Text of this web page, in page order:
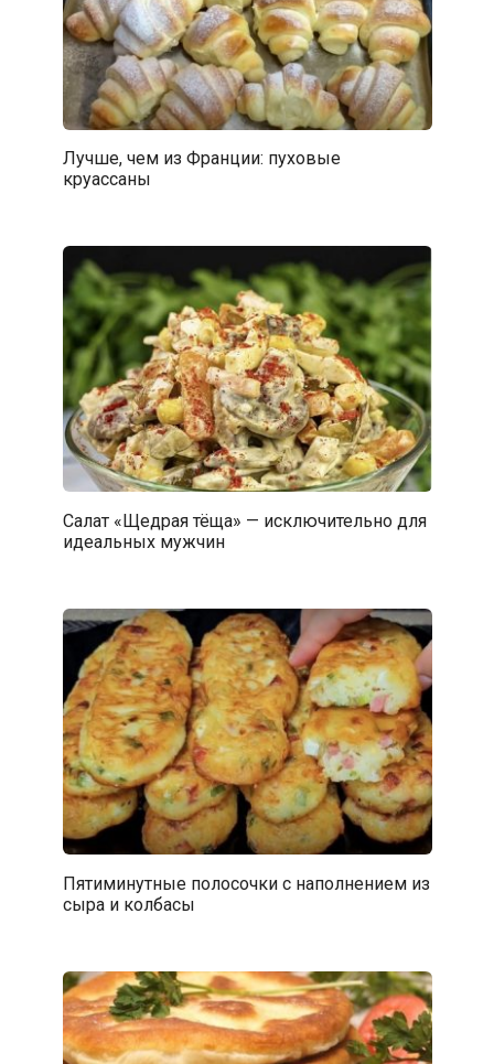
Лучше, чем из Франции: пуховые
круассаны
Салат «Щедрая тёща» — исключительно для
идеальных мужчин
Пятиминутные полосочки с наполнением из
сыра и колбасы